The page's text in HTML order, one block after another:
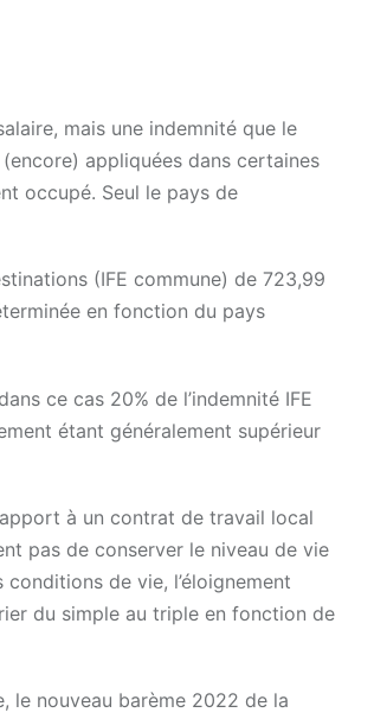
mais une indemnité que le
appliquées dans certaines
occupé. Seul le pays de
(IFE commune) de 723,99
en fonction du pays
ce cas 20% de l’indemnité IFE
étant généralement supérieur
à un contrat de travail local
pas de conserver le niveau de vie
de vie, l’éloignement
du simple au triple en fonction de
le nouveau barème 2022 de la